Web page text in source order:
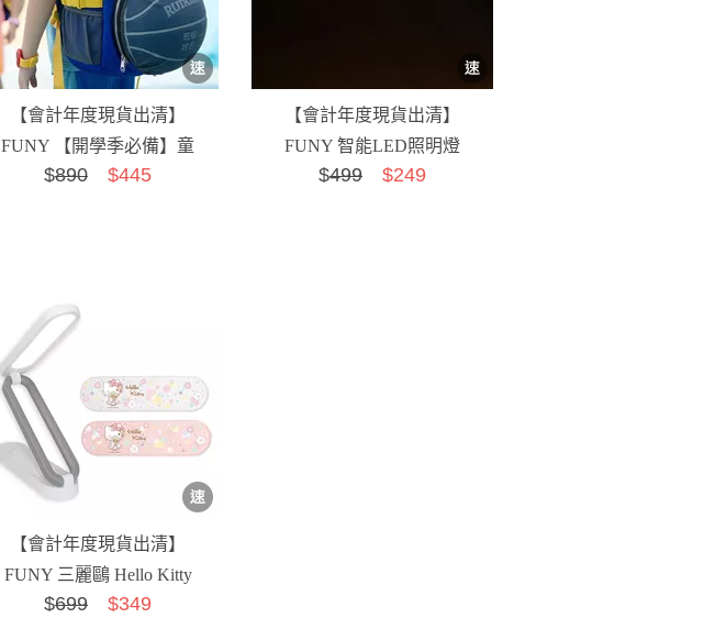
【會計年度現貨出清】
FUNY 【開學季必備】童
潮運動雙肩背包
$890 $445
【會計年度現貨出清】
FUNY 智能LED照明燈
$499 $249
【會計年度現貨出清】
FUNY 三麗鷗 Hello Kitty
便攜摺疊LED檯...
$699 $349